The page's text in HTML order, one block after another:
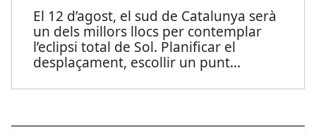
El 12 d’agost, el sud de Catalunya serà
un dels millors llocs per contemplar
l’eclipsi total de Sol. Planificar el
desplaçament, escollir un punt...